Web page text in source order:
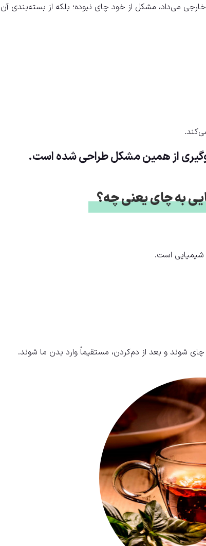
خارجی می‌داد، مشکل از خود چای نبوده؛ بلکه از بسته‌بندی آن
از همین مشکل طراحی شده است.
به چای یعنی چه؟
شیمیایی است.
شوند و بعد از دم‌کردن، مستقیماً وارد بدن ما شوند.